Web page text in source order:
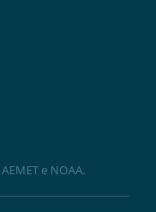
AEMET e NOAA.